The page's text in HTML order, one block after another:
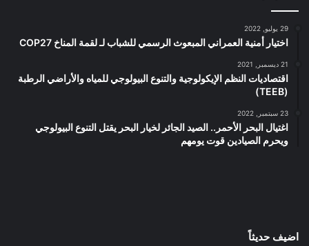
29 يوليو, 2022
اختيار أمنية العمراني المبعوث الرسمي للشباب لـ لقمة المناخ COP27
21 ديسمبر, 2021
اقتصاديات النظم الإيكولوجية والتنوع البيولوجي للمياه والأراضي الرطبة
(TEEB)
23 سبتمبر, 2022
اغتيال البحر الأحمر.. الصيد الجائر لخيار البحر يقتل التنوع البيولوجي
ويحرم الصيادين قوت يومهم
اضيف حديثاً